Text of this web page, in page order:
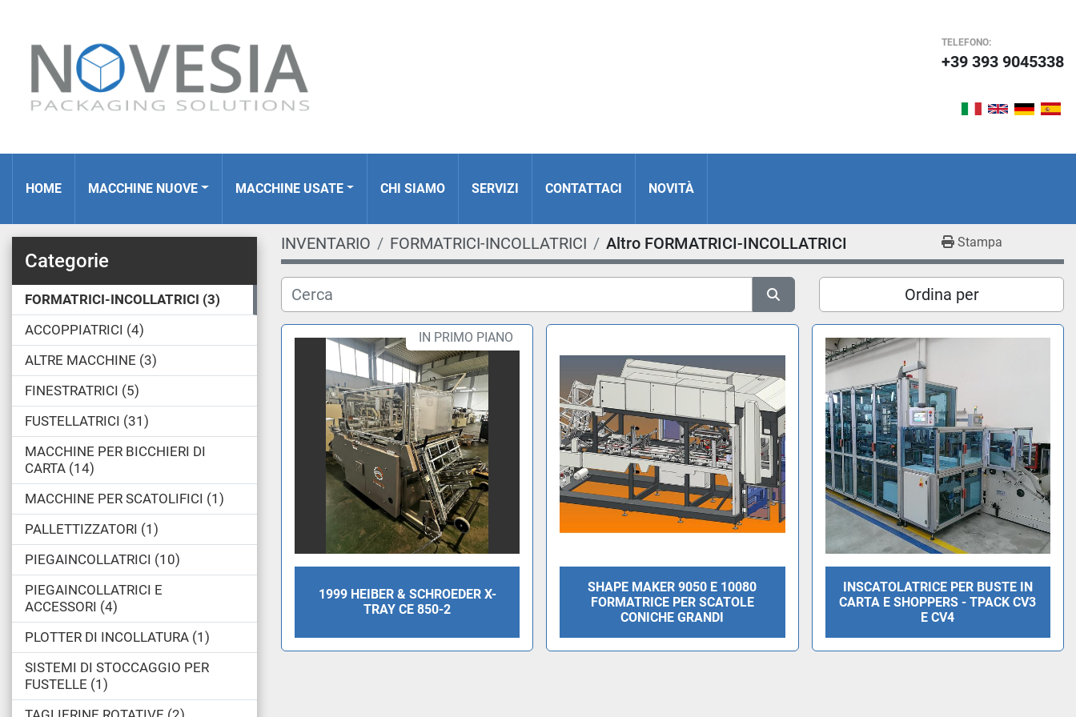
TELEFONO:
+39 393 9045338
HOME MACCHINE NUOVE MACCHINE USATE CHI SIAMO SERVIZI CONTATTACI NOVITÀ
Categorie
FORMATRICI-INCOLLATRICI 3
ACCOPPIATRICI 4
ALTRE MACCHINE 3
FINESTRATRICI
5
FUSTELLATRICI
31
MACCHINE PER BICCHIERI DI
CARTA 14
MACCHINE PER SCATOLIFICI
1
PALLETTIZZATORI
1
PIEGAINCOLLATRICI
10
PIEGAINCOLLATRICI E
ACCESSORI 4
PLOTTER DI INCOLLATURA 1
SISTEMI DI STOCCAGGIO PER
FUSTELLE 1
INVENTARIO FORMATRICI-INCOLLATRICI Altro FORMATRICI-INCOLLATRICI Stampa
Ordina per
IN PRIMO PIANO
1999 HEIBER & SCHROEDER X-
TRAY CE 850-2
SHAPE MAKER 9050 E 10080
FORMATRICE PER SCATOLE
CONICHE GRANDI
INSCATOLATRICE PER BUSTE IN
CARTA E SHOPPERS - TPACK CV3
E CV4